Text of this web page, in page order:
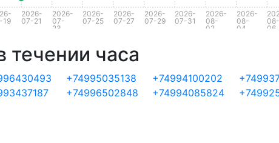
19
2026-
07-21
2026-
07-
23
2026-
07-25
2026-
07-27
2026-
07-29
2026-
07-31
2026-
08-
02
2026-
08-
04
08-
06
течении часа
+74995035138 +74994100202
+74996502848 +74994085824